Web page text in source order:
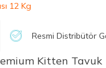
12 Kg
Resmi Distribütör
Kitten Tavuk